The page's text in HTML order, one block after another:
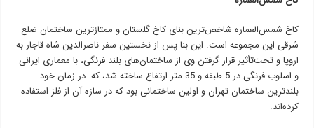
کاخ شمس‌العماره شاخص‌ترین بنای کاخ گلستان و ممتازترین ساختمان ضلع
شرقی این مجموعه است. این بنا پس از نخستین سفر ناصرالدین شاه قاجار به
اروپا و تحت‌تأثیر قرار گرفتن وی از ساختمان‌های بلند فرنگی، با معماری ایرانی
و اسلوب فرنگی در 5 طبقه و 35 متر ارتفاع ساخته شد، که در زمان خود
بلندترین ساختمان تهران و اولین ساختمانی بود که در سازه آن از فلز استفاده
کرده‌اند.